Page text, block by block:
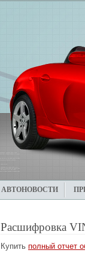
АВТОНОВОСТИ
Расшифровка
Купить полный отчет